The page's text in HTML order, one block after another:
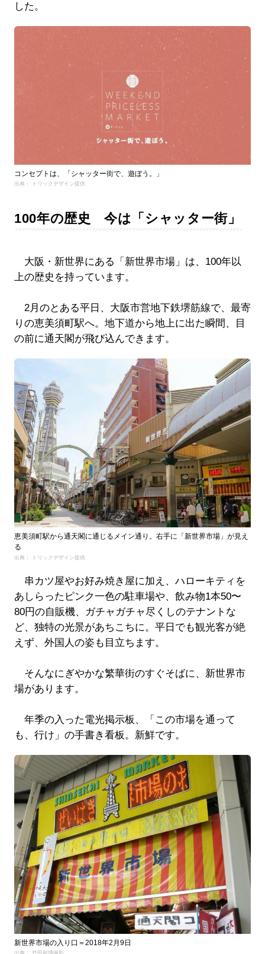
した。
コンセプトは、「シャッター街で、遊ぼう。」
出典： トリックデザイン提供
100年の歴史 今は「シャッター街」
大阪・新世界にある「新世界市場」は、100年以
上の歴史を持っています。
2月のとある平日、大阪市営地下鉄堺筋線で、最寄
りの恵美須町駅へ。地下道から地上に出た瞬間、目
の前に通天閣が飛び込んできます。
恵美須町駅から通天閣に通じるメイン通り。右手に「新世界市場」が見え
る
出典： トリックデザイン提供
串カツ屋やお好み焼き屋に加え、ハローキティを
あしらったピンク一色の駐車場や、飲み物1本50〜
80円の自販機、ガチャガチャ尽くしのテナントな
ど、独特の光景があちこちに。平日でも観光客が絶
えず、外国人の姿も目立ちます。
そんなにぎやかな繁華街のすぐそばに、新世界市
場があります。
年季の入った電光掲示板、「この市場を通って
も、行け」の手書き看板。新鮮です。
新世界市場の入り口＝2018年2月9日